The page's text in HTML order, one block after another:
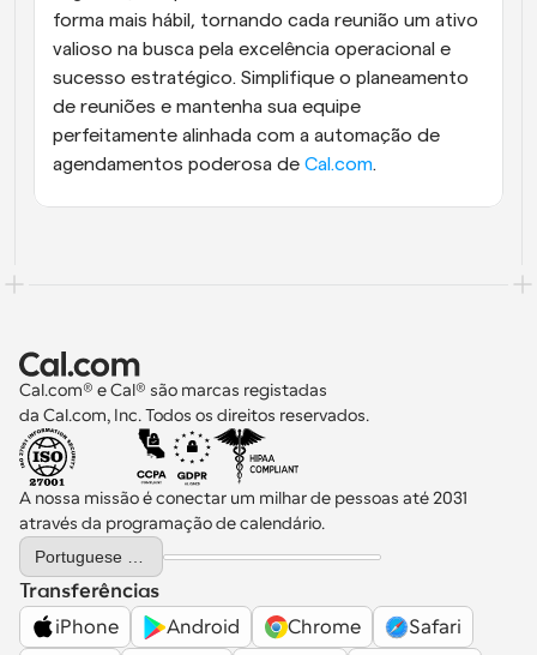
forma mais hábil, tornando cada reunião um ativo
valioso na busca pela excelência operacional e
sucesso estratégico. Simplifique o planeamento
de reuniões e mantenha sua equipe
perfeitamente alinhada com a automação de
agendamentos poderosa de Cal.com.
Cal.com® e Cal® são marcas registadas
da Cal.com, Inc. Todos os direitos reservados.
A nossa missão é conectar um milhar de pessoas até 2031
através da programação de calendário.
Select Language
Transferências
iPhone
Android Chrome
Safari